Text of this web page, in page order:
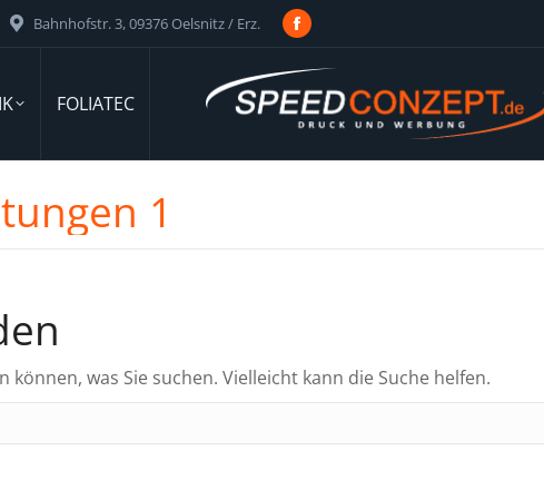
Bahnhofstr. 3, 09376 Oelsnitz / Erz.
Facebook
page
opens
in
FOLIATEC
1
können, was Sie suchen. Vielleicht kann die Suche helfen.